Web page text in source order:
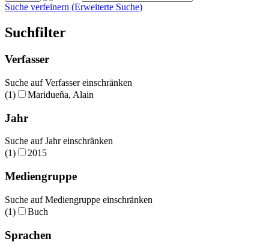
Suche verfeinern (Erweiterte Suche)
Suchfilter
Verfasser
Suche auf Verfasser einschränken
(1)
Maridueña, Alain
Jahr
Suche auf Jahr einschränken
(1)
2015
Mediengruppe
Suche auf Mediengruppe einschränken
(1)
Buch
Sprachen